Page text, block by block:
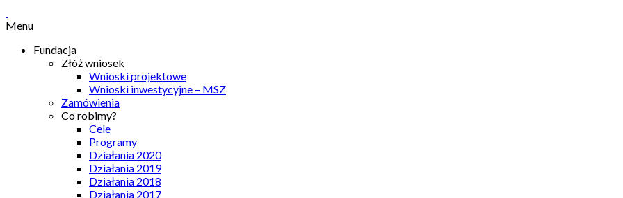
Menu
Fundacja
Złóż wniosek
Wnioski projektowe
Wnioski inwestycyjne – MSZ
Zamówienia
Co robimy?
Cele
Programy
Działania 2020
Działania 2019
Działania 2018
Działania 2017